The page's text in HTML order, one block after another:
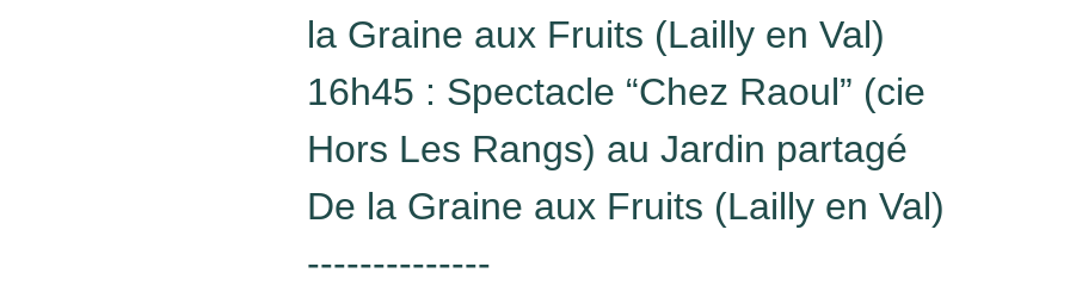
la Graine aux Fruits (Lailly en Val)
16h45 : Spectacle “Chez Raoul” (cie
Hors Les Rangs) au Jardin partagé
De la Graine aux Fruits (Lailly en Val)
--------------